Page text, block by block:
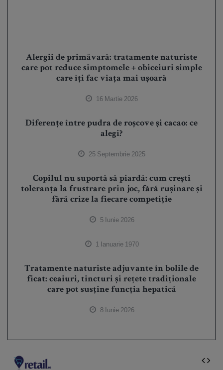
Alergii de primăvară: tratamente naturiste
care pot reduce simptomele + obiceiuri simple
care îți fac viața mai ușoară
16 Martie 2026
Diferențe între pudra de roșcove și cacao: ce
alegi?
25 Septembrie 2025
Copilul nu suportă să piardă: cum crești
toleranța la frustrare prin joc, fără rușinare și
fără crize la fiecare competiție
5 Iunie 2026
1 Ianuarie 1970
Tratamente naturiste adjuvante în bolile de
ficat: ceaiuri, tincturi și rețete tradiționale
care pot susține funcția hepatică
8 Iunie 2026